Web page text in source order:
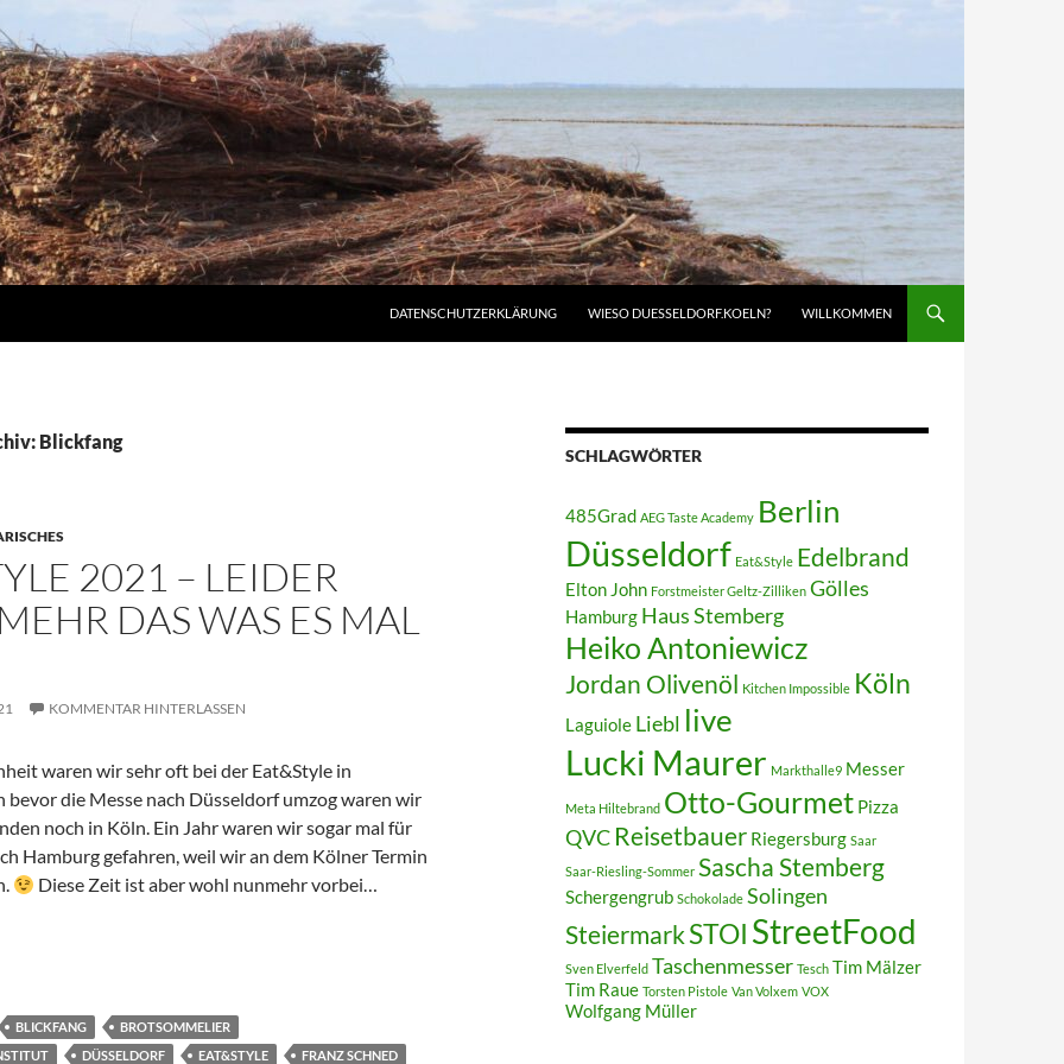
DATENSCHUTZERKLÄRUNG WIESO DUESSELDORF.KOELN? WILLKOMMEN
Blickfang
2021 – LEIDER
DAS WAS ES MAL
KOMMENTAR HINTERLASSEN
waren wir sehr oft bei der Eat&Style in
bevor die Messe nach Düsseldorf umzog waren wir
noch in Köln. Ein Jahr waren wir sogar mal für
Hamburg gefahren, weil wir an dem Kölner Termin
Diese Zeit ist aber wohl nunmehr vorbei…
leider nicht mehr das was es mal war…
BLICKFANG
BROTSOMMELIER
DÜSSELDORF EAT&STYLE
FRANZ SCHNED
SCHLAGWÖRTER
485Grad AEG Taste Academy Berlin
Düsseldorf Eat&Style Edelbrand
Elton John Forstmeister Geltz-Zilliken Gölles
Hamburg Haus Stemberg
Heiko Antoniewicz
Jordan Olivenöl Kitchen Impossible Köln
Laguiole Liebl live
Lucki Maurer Markthalle9 Messer
Meta Hiltebrand Otto-Gourmet Pizza
QVC Reisetbauer Riegersburg Saar
Saar-Riesling-Sommer Sascha Stemberg
Schergengrub Schokolade Solingen
SteiermarkSTOI StreetFood
Sven Elverfeld Taschenmesser Tesch Tim Mälzer
Tim Raue Torsten Pistole Van Volxem VOX
Wolfgang Müller